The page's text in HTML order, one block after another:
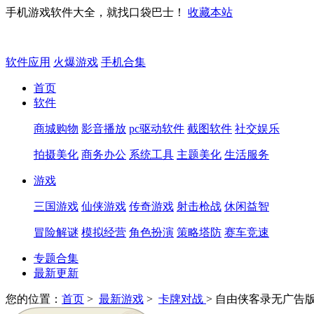
手机游戏软件大全，就找口袋巴士！ 收藏本站
软件应用 火爆游戏 手机合集
首页
软件
商城购物 影音播放 pc驱动软件 截图软件 社交娱乐
拍摄美化 商务办公 系统工具 主题美化 生活服务
游戏
三国游戏 仙侠游戏 传奇游戏 射击枪战 休闲益智
冒险解谜 模拟经营 角色扮演 策略塔防 赛车竞速
专题合集
最新更新
您的位置： 首页 > 最新游戏 > 卡牌对战 > 自由侠客录无广告